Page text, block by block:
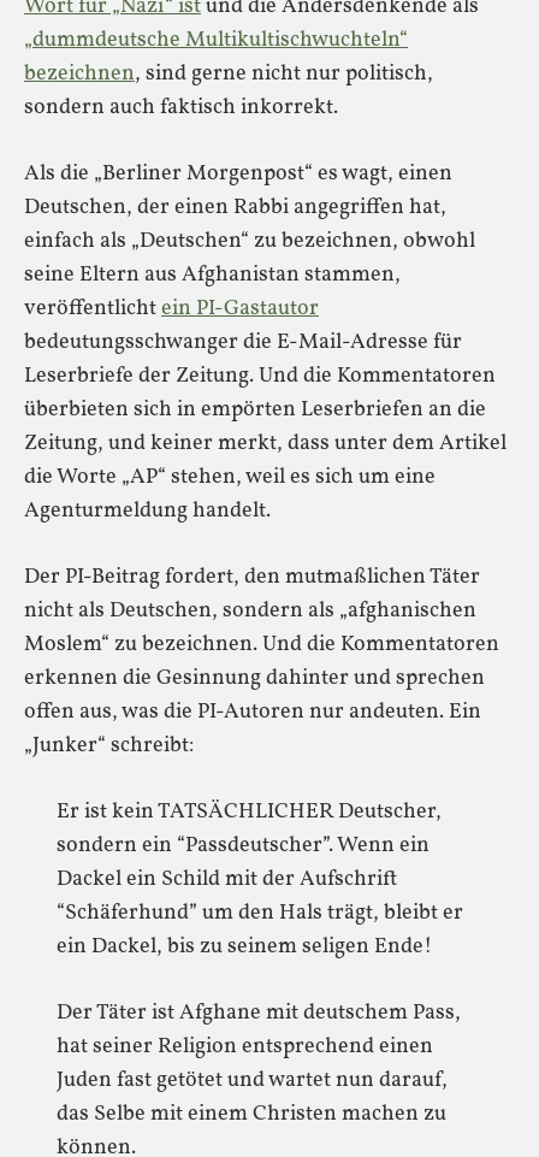
Wort für „Nazi“ istund die Andersdenkende als
„dummdeutsche Multikultischwuchteln“
bezeichnen, sind gerne nicht nur politisch,
sondern auch faktisch inkorrekt.
Als die „Berliner Morgenpost“ es wagt, einen
Deutschen, der einen Rabbi angegriffen hat,
einfach als „Deutschen“ zu bezeichnen, obwohl
seine Eltern aus Afghanistan stammen,
veröffentlichtein PI-Gastautor
bedeutungsschwanger die E-Mail-Adresse für
Leserbriefe der Zeitung. Und die Kommentatoren
überbieten sich in empörten Leserbriefen an die
Zeitung, und keiner merkt, dass unter dem Artikel
die Worte „AP“ stehen, weil es sich um eine
Agenturmeldung handelt.
Der PI-Beitrag fordert, den mutmaßlichen Täter
nicht als Deutschen, sondern als „afghanischen
Moslem“ zu bezeichnen. Und die Kommentatoren
erkennen die Gesinnung dahinter und sprechen
offen aus, was die PI-Autoren nur andeuten. Ein
„Junker“ schreibt:
Er ist kein TATSÄCHLICHER Deutscher,
sondern ein “Passdeutscher”. Wenn ein
Dackel ein Schild mit der Aufschrift
“Schäferhund” um den Hals trägt, bleibt er
ein Dackel, bis zu seinem seligen Ende!
Der Täter ist Afghane mit deutschem Pass,
hat seiner Religion entsprechend einen
Juden fast getötet und wartet nun darauf,
das Selbe mit einem Christen machen zu
können.